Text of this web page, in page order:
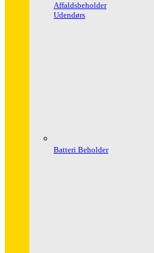
Affaldsbeholder
Udendørs
Batteri Beholder